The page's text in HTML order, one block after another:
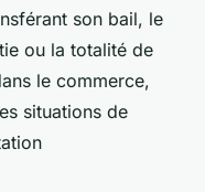
son bail, le
ou la totalité de
le commerce,
situations de